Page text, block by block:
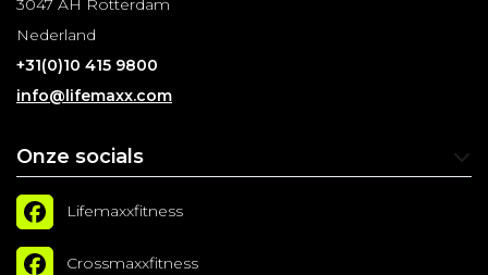
3047 AH Rotterdam
Nederland
+31(0)10 415 9800
info@lifemaxx.com
Onze socials
Lifemaxxfitness
Crossmaxxfitness